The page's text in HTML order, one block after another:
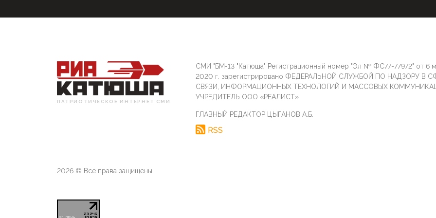
ПАТРИОТИЧЕСКОЕ ИНТЕРНЕТ СМИ
СМИ "БМ-13 "Катюша" Регистрационный номер "Эл № ФС77-77972" от 6
2020 г. зарегистрировано ФЕДЕРАЛЬНОЙ СЛУЖБОЙ ПО НАДЗОРУ В
СВЯЗИ, ИНФОРМАЦИОННЫХ ТЕХНОЛОГИЙ И МАССОВЫХ
УЧРЕДИТЕЛЬ ООО «РЕАЛИСТ»
ГЛАВНЫЙ РЕДАКТОР ЦЫГАНОВ А.Б.
RSS
2026 © Все права защищены